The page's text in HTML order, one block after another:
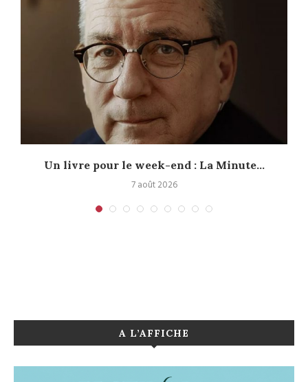
Un livre pour le week-end : La Minute...
7 août 2026
A L’AFFICHE